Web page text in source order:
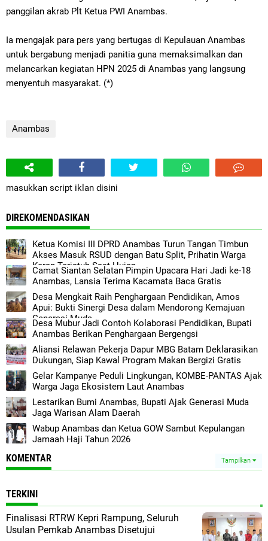
panggilan akrab Plt Ketua PWI Anambas.
Ia mengajak para pers yang bertugas di Kepulauan Anambas
untuk bergabung menjadi panitia guna memaksimalkan dan
melancarkan kegiatan HPN 2025 di Anambas yang langsung
menyentuh masyarakat. (*)
Anambas
masukkan script iklan disini
DIREKOMENDASIKAN
Ketua Komisi III DPRD Anambas Turun Tangan Timbun
Akses Masuk RSUD dengan Batu Split, Prihatin Warga
Kerap Terjatuh Saat Hujan
Camat Siantan Selatan Pimpin Upacara Hari Jadi ke-18
Anambas, Lansia Terima Kacamata Baca Gratis
Desa Mengkait Raih Penghargaan Pendidikan, Amos
Apui: Bukti Sinergi Desa dalam Mendorong Kemajuan
Generasi Muda
Desa Mubur Jadi Contoh Kolaborasi Pendidikan, Bupati
Anambas Berikan Penghargaan Bergengsi
Aliansi Relawan Pekerja Dapur MBG Batam Deklarasikan
Dukungan, Siap Kawal Program Makan Bergizi Gratis
Gelar Kampanye Peduli Lingkungan, KOMBE-PANTAS Ajak
Warga Jaga Ekosistem Laut Anambas
Lestarikan Bumi Anambas, Bupati Ajak Generasi Muda
Jaga Warisan Alam Daerah
Wabup Anambas dan Ketua GOW Sambut Kepulangan
Jamaah Haji Tahun 2026
KOMENTAR Tampilkan
TERKINI
Finalisasi RTRW Kepri Rampung, Seluruh
Usulan Pemkab Anambas Disetujui